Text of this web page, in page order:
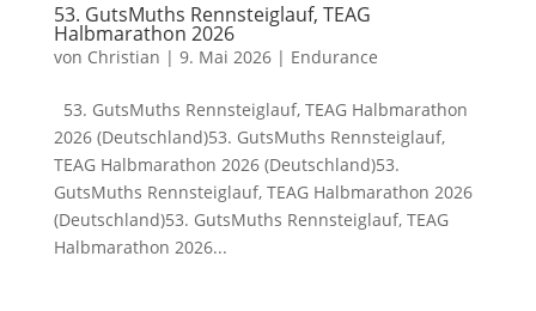
53. GutsMuths Rennsteiglauf, TEAG
Halbmarathon 2026
von Christian | 9. Mai 2026| Endurance
53. GutsMuths Rennsteiglauf, TEAG Halbmarathon
2026 (Deutschland)53. GutsMuths Rennsteiglauf,
TEAG Halbmarathon 2026 (Deutschland)53.
GutsMuths Rennsteiglauf, TEAG Halbmarathon 2026
(Deutschland)53. GutsMuths Rennsteiglauf, TEAG
Halbmarathon 2026...